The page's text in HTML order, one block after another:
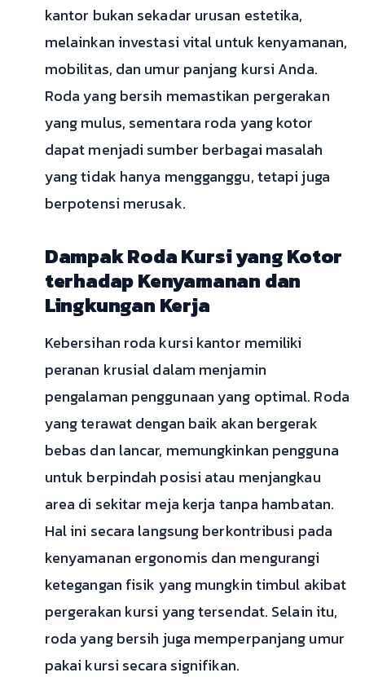
kantor bukan sekadar urusan estetika,
melainkan investasi vital untuk kenyamanan,
mobilitas, dan umur panjang kursi Anda.
Roda yang bersih memastikan pergerakan
yang mulus, sementara roda yang kotor
dapat menjadi sumber berbagai masalah
yang tidak hanya mengganggu, tetapi juga
berpotensi merusak.
Dampak Roda Kursi yang Kotor
terhadap Kenyamanan dan
Lingkungan Kerja
Kebersihan roda kursi kantor memiliki
peranan krusial dalam menjamin
pengalaman penggunaan yang optimal. Roda
yang terawat dengan baik akan bergerak
bebas dan lancar, memungkinkan pengguna
untuk berpindah posisi atau menjangkau
area di sekitar meja kerja tanpa hambatan.
Hal ini secara langsung berkontribusi pada
kenyamanan ergonomis dan mengurangi
ketegangan fisik yang mungkin timbul akibat
pergerakan kursi yang tersendat. Selain itu,
roda yang bersih juga memperpanjang umur
pakai kursi secara signifikan.